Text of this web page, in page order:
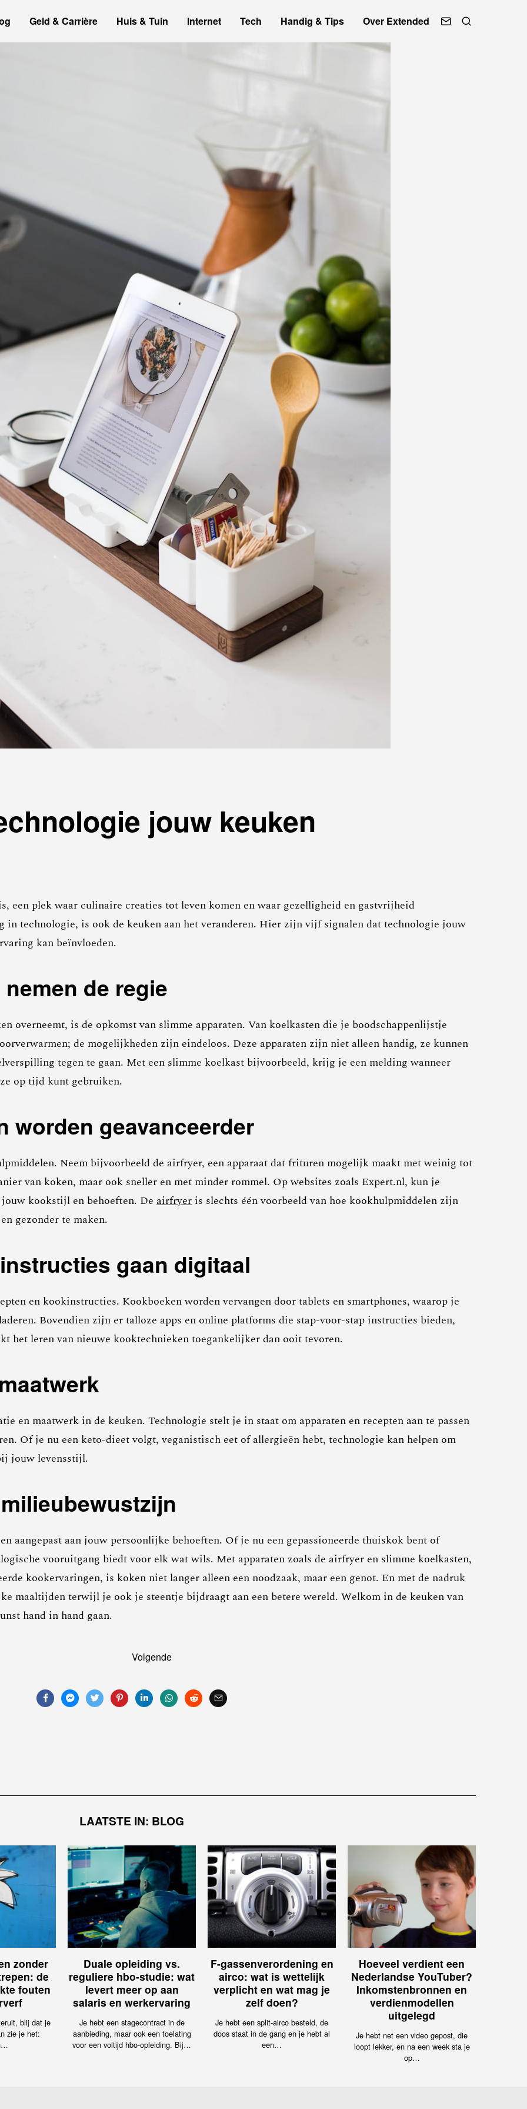
Geld & Carrière Huis & Tuin Internet Tech Handig & Tips Over Extended
jouw keuken
een plek waar culinaire creaties tot leven komen en waar gezelligheid en gastvrijheid
in technologie, is ook de keuken aan het veranderen. Hier zijn vijf signalen dat technologie jouw
kan beïnvloeden.
de regie
overneemt, is de opkomst van slimme apparaten. Van koelkasten die je boodschappenlijstje
de mogelijkheden zijn eindeloos. Deze apparaten zijn niet alleen handig, ze kunnen
tegen te gaan. Met een slimme koelkast bijvoorbeeld, krijg je een melding wanneer
op tijd kunt gebruiken.
worden geavanceerder
Neem bijvoorbeeld de airfryer, een apparaat dat frituren mogelijk maakt met weinig tot
van koken, maar ook sneller en met minder rommel. Op websites zoals Expert.nl, kun je
kookstijl en behoeften. De airfryer is slechts één voorbeeld van hoe kookhulpmiddelen zijn
gezonder te maken.
gaan digitaal
en kookinstructies. Kookboeken worden vervangen door tablets en smartphones, waarop je
Bovendien zijn er talloze apps en online platforms die stap-voor-stap instructies bieden,
het leren van nieuwe kooktechnieken toegankelijker dan ooit tevoren.
en maatwerk in de keuken. Technologie stelt je in staat om apparaten en recepten aan te passen
Of je nu een keto-dieet volgt, veganistisch eet of allergieën hebt, technologie kan helpen om
jouw levensstijl.
aangepast aan jouw persoonlijke behoeften. Of je nu een gepassioneerde thuiskok bent of
vooruitgang biedt voor elk wat wils. Met apparaten zoals de airfryer en slimme koelkasten,
kookervaringen, is koken niet langer alleen een noodzaak, maar een genot. En met de nadruk
maaltijden terwijl je ook je steentje bijdraagt aan een betere wereld. Welkom in de keuken van
hand in hand gaan.
Volgende
LAATSTE IN: BLOG
zonder
de
fouten
blij dat je
zie je het:
Duale opleiding vs.
reguliere hbo-studie: wat
levert meer op aan
salaris en werkervaring
Je hebt een stagecontract in de
aanbieding, maar ook een toelating
voor een voltijd hbo-opleiding. Bij…
F-gassenverordening en
airco: wat is wettelijk
verplicht en wat mag je
zelf doen?
Je hebt een split-airco besteld, de
doos staat in de gang en je hebt al
een…
Hoeveel verdient een
Nederlandse YouTuber?
Inkomstenbronnen en
verdienmodellen
uitgelegd
Je hebt net een video gepost, die
loopt lekker, en na een week sta je
op…